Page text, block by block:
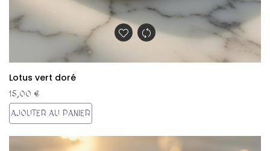
Lotus vert doré
15,00 €
AJOUTER AU PANIER